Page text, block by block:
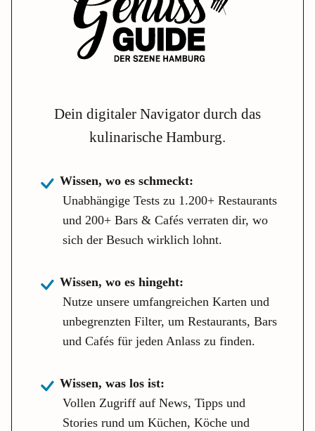
Dein digitaler Navigator durch das
kulinarische Hamburg.
Wissen, wo es schmeckt:
Unabhängige Tests zu 1.200+ Restaurants
und 200+ Bars & Cafés verraten dir, wo
sich der Besuch wirklich lohnt.
Wissen, wo es hingeht:
Nutze unsere umfangreichen Karten und
unbegrenzten Filter, um Restaurants, Bars
und Cafés für jeden Anlass zu finden.
Wissen, was los ist:
Vollen Zugriff auf News, Tipps und
Stories rund um Küchen, Köche und